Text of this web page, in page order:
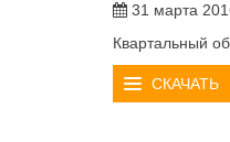
31 марта
Квартальный
СКАЧАТЬ